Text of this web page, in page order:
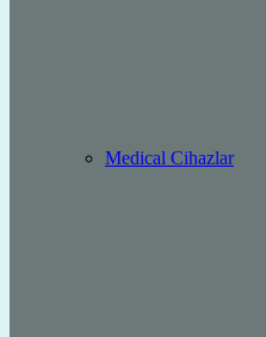
Medical Cihazlar